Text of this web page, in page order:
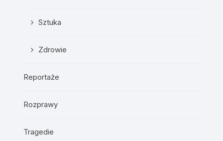
Sztuka
Zdrowie
Reportaże
Rozprawy
Tragedie